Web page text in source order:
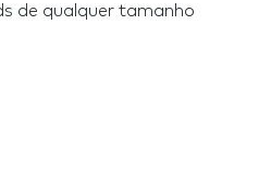
de qualquer tamanho